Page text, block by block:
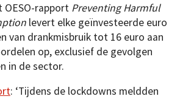
OESO-rapport Preventing Harmful
levert elke geïnvesteerde euro
van drankmisbruik tot 16 euro aan
op, exclusief de gevolgen
in de sector.
: ‘Tijdens de lockdowns meldden